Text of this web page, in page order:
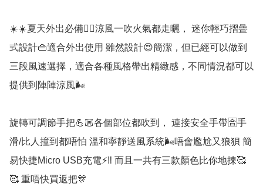
☀️☀️夏天外出必備👍🏼涼風一吹火氣都走曬， 迷你輕巧摺曡
式設計👜適合外出使用 雖然設計😍簡潔，但已經可以做到
三段風速選擇，適合各種風格帶出精緻感，不同情況都可以
提供到陣陣涼風🌬️
旋轉可調節手把💪🏼各個部位都吹到， 連接安全手帶🈴手
滑/比人撞到都唔怕 溫和寧靜送風系統🌬️唔會尷尬又狼狽 簡
易快捷Micro USB充電⚡‼️ 而且一共有三款顏色比你地揀🥰
🥰 重唔快買返把🎊